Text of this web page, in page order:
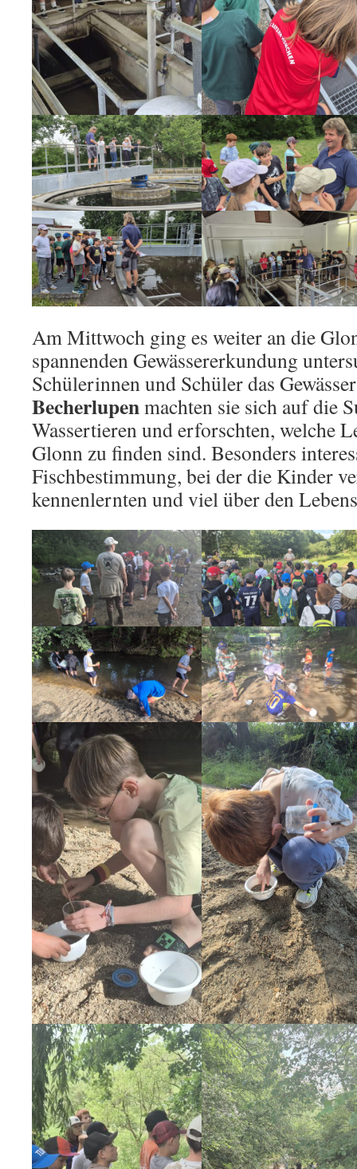
Am Mittwoch ging es weiter an die
spannenden Gewässererkundung
Schülerinnen und Schüler das
Becherlupenmachten sie sich auf die
Wassertieren und erforschten, welche
Glonn zu finden sind. Besonders
Fischbestimmung, bei der die Kinder
kennenlernten und viel über den